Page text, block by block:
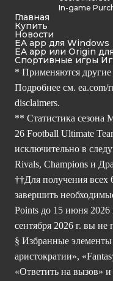
In-game
Главная
Купить
Новости
EA app для Windows
EA app или Origin
Спортивные игры
* Применяются другие
Подробнее см. ea.com/
disclaimers.
** Статистика сезона
26 Football Ultimate
исключительно в
Rivals, Champions и
††Для получения всех
завершить
Points до 15 июня
сентября 2026 г. вы не
§ Избранные
аристократии»,
«Ответить на вызов»